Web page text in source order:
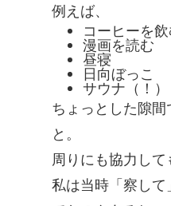
例えば、
コーヒーを
漫画を読む
昼寝
日向ぼっこ
サウナ（！）
ちょっとした隙
と。
周りにも協力して
私は当時「察し